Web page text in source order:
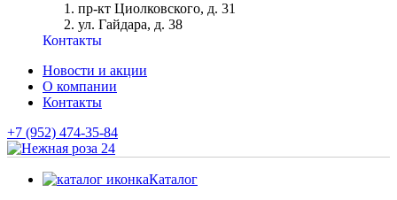
пр-кт Циолковского, д. 31
ул. Гайдара, д. 38
Контакты
Новости и акции
О компании
Контакты
+7 (952) 474-35-84
Каталог